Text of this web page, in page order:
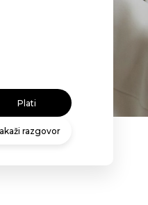
Plati
razgovor